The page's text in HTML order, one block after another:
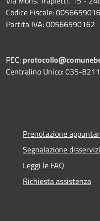
Codice Fiscale:
Partita IVA: 00566590162
PEC:
Centralino Unico: 035-
Prenotazione
Segnalazione
Leggi le FAQ
Richiesta assistenza